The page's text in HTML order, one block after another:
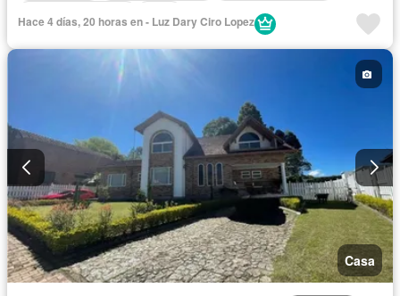
Hace 4 días, 20 horas en - Luz Dary Ciro Lopez
Casa